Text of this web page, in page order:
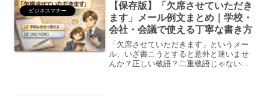
は、バイト退職時のLI...
ビジネスマナー
【保存版】「欠席させていただき
ます」メール例文まとめ｜学校・
会社・会議で使える丁寧な書き方
「欠席させていただきます」というメー
ル、いざ書こうとすると意外と迷いませ
んか？正しい敬語？二重敬語じゃない？